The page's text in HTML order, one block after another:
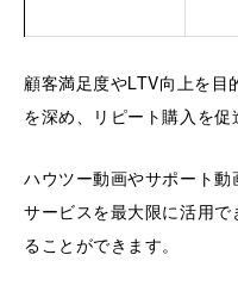
顧客満足度やLTV向上を
を深め、リピート購入を促
ハウツー動画やサポート
サービスを最大限に活用
ることができます。